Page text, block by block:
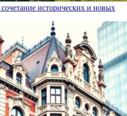
исторических и новых